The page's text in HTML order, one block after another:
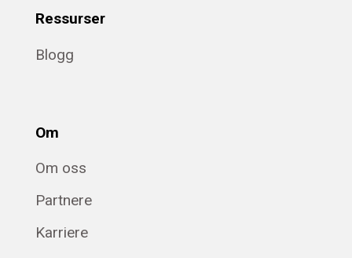
Ressurser
Blogg
Om
Om oss
Partnere
Karriere